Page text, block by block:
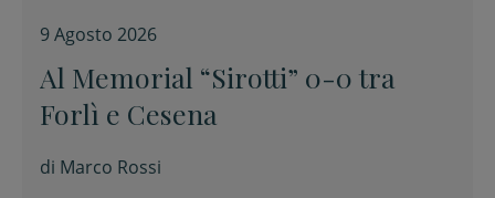
9 Agosto 2026
Al Memorial “Sirotti” 0-0 tra
Forlì e Cesena
di Marco Rossi